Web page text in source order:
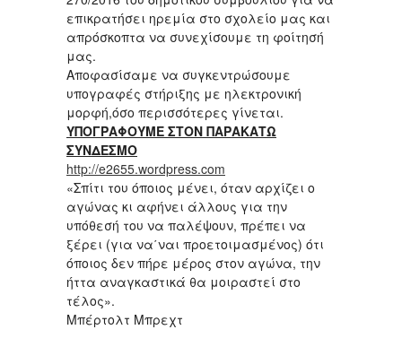
επικρατήσει ηρεμία στο σχολείο μας και
απρόσκοπτα να συνεχίσουμε τη φοίτησή
μας.
Αποφασίσαμε να συγκεντρώσουμε
υπογραφές στήριξης με ηλεκτρονική
μορφή,όσο περισσότερες γίνεται.
ΥΠΟΓΡΑΦΟΥΜΕ ΣΤΟΝ ΠΑΡΑΚΑΤΩ
ΣΥΝΔΕΣΜΟ
http://e2655.wordpress.com
«Σπίτι του όποιος μένει, όταν αρχίζει ο
αγώνας κι αφήνει άλλους για την
υπόθεσή του να παλέψουν, πρέπει να
ξέρει (για να΄ναι προετοιμασμένος) ότι
όποιος δεν πήρε μέρος στον αγώνα, την
ήττα αναγκαστικά θα μοιραστεί στο
τέλος».
Μπέρτολτ Μπρεχτ